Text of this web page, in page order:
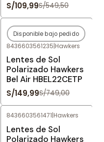
S/109,99S/549,50
-80%OFF
Agotado
Disponible bajo pedido
8436603561235|Hawkers
Lentes de Sol
Polarizado Hawkers
Bel Air HBEL22CETP
S/149,99S/749,00
8436603561471|Hawkers
Lentes de Sol
Polarizado Hawkers